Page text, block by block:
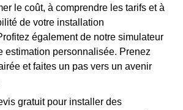
le coût, à comprendre les tarifs et à
de votre installation
également de notre simulateur
estimation personnalisée. Prenez
et faites un pas vers un avenir
gratuit pour installer des